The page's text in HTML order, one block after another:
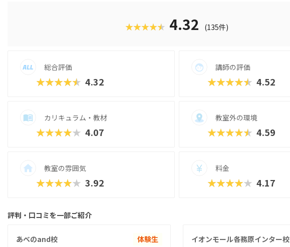
★★★★★ 4.32 (135件)
総合評価
★★★★★ 4.32
講師の評価
★★★★★ 4.52
カリキュラム・教材
★★★★★ 4.07
教室外の環境
★★★★★ 4.59
教室の雰囲気
★★★★★ 3.92
料金
★★★★★ 4.17
評判・口コミを一部ご紹介
あべのand校 体験生 イオンモール各務原インター校